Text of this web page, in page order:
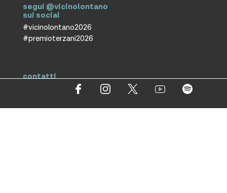
segui @vicinolontano
sui social
#vicinolontano2026
#premioterzani2026
contatti
T +39 0432 287171